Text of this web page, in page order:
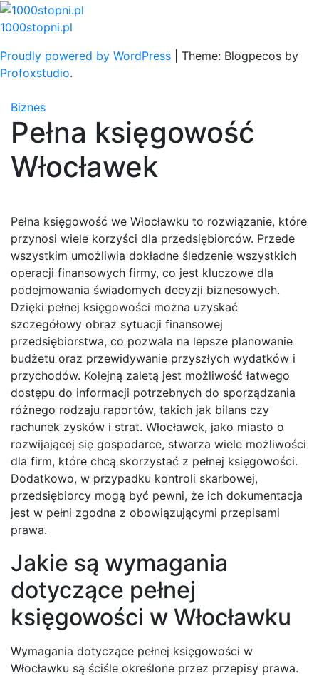
Skip
to
1000stopni.pl
Proudly powered by WordPress
Theme: Blogpecos by
Profoxstudio.
Biznes
Pełna księgowość
Włocławek
Pełna księgowość we Włocławku to rozwiązanie, które
przynosi wiele korzyści dla przedsiębiorców. Przede
wszystkim umożliwia dokładne śledzenie wszystkich
operacji finansowych firmy, co jest kluczowe dla
podejmowania świadomych decyzji biznesowych.
Dzięki pełnej księgowości można uzyskać
szczegółowy obraz sytuacji finansowej
przedsiębiorstwa, co pozwala na lepsze planowanie
budżetu oraz przewidywanie przyszłych wydatków i
przychodów. Kolejną zaletą jest możliwość łatwego
dostępu do informacji potrzebnych do sporządzania
różnego rodzaju raportów, takich jak bilans czy
rachunek zysków i strat. Włocławek, jako miasto o
rozwijającej się gospodarce, stwarza wiele możliwości
dla firm, które chcą skorzystać z pełnej księgowości.
Dodatkowo, w przypadku kontroli skarbowej,
przedsiębiorcy mogą być pewni, że ich dokumentacja
jest w pełni zgodna z obowiązującymi przepisami
prawa.
Jakie są wymagania
dotyczące pełnej
księgowości w Włocławku
Wymagania dotyczące pełnej księgowości w
Włocławku są ściśle określone przez przepisy prawa.